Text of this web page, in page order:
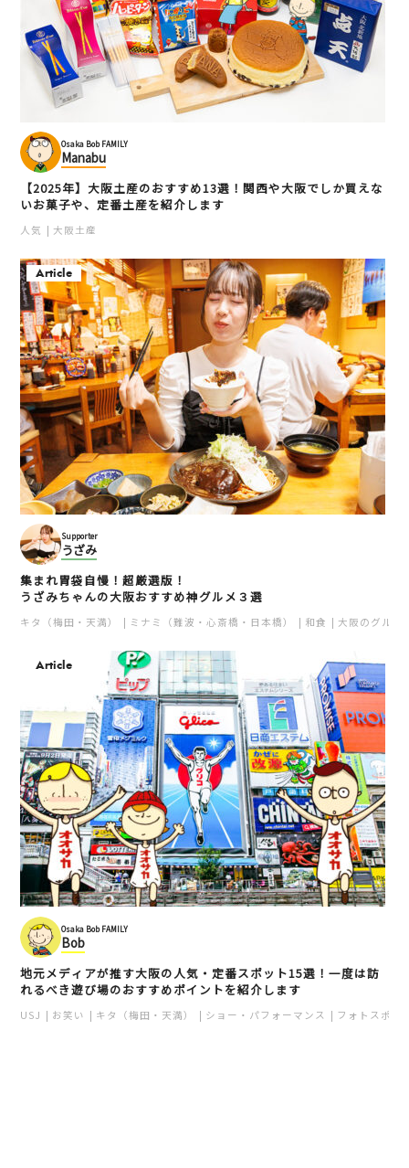
Osaka Bob FAMILY
Manabu
【2025年】大阪土産のおすすめ13選！関西や大阪でしか買えな
いお菓子や、定番土産を紹介します
人気 大阪土産
Article
Supporter
うざみ
集まれ胃袋自慢！超厳選版！
うざみちゃんの大阪おすすめ神グルメ３選
キタ（梅田・天満） ミナミ（難波・心斎橋・日本橋） 和食 大阪のグルメ
Article
Osaka Bob FAMILY
Bob
地元メディアが推す大阪の人気・定番スポット15選！一度は訪
れるべき遊び場のおすすめポイントを紹介します
USJ お笑い キタ（梅田・天満） ショー・パフォーマンス フォトスポッ